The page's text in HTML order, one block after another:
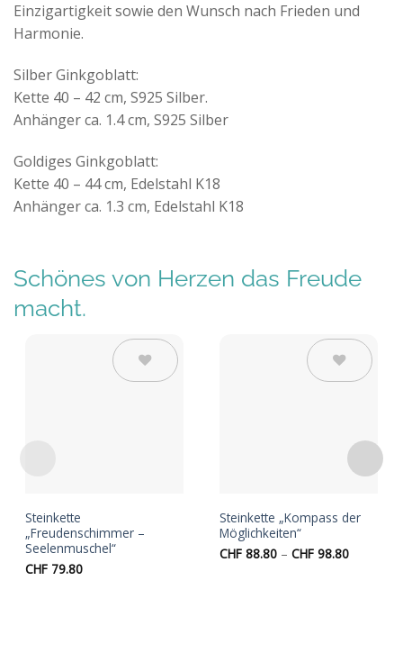
Einzigartigkeit sowie den Wunsch nach Frieden und
Harmonie.
Silber Ginkgoblatt:
Kette 40 – 42 cm, S925 Silber.
Anhänger ca. 1.4 cm, S925 Silber
Goldiges Ginkgoblatt:
Kette 40 – 44 cm, Edelstahl K18
Anhänger ca. 1.3 cm, Edelstahl K18
Schönes von Herzen das Freude
macht.
Steinkette
„Freudenschimmer –
Seelenmuschel“
CHF79.80
Steinkette „Kompass der
Möglichkeiten“
CHF 88.80 – CHF 98.80